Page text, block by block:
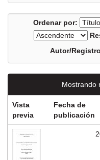
Ordenar por:
Autor/
Mostrando
Vista
previa
Fecha de
publicación